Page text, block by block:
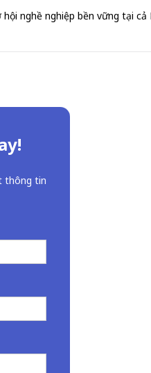
nghề nghiệp bền vững tại cả
thông tin